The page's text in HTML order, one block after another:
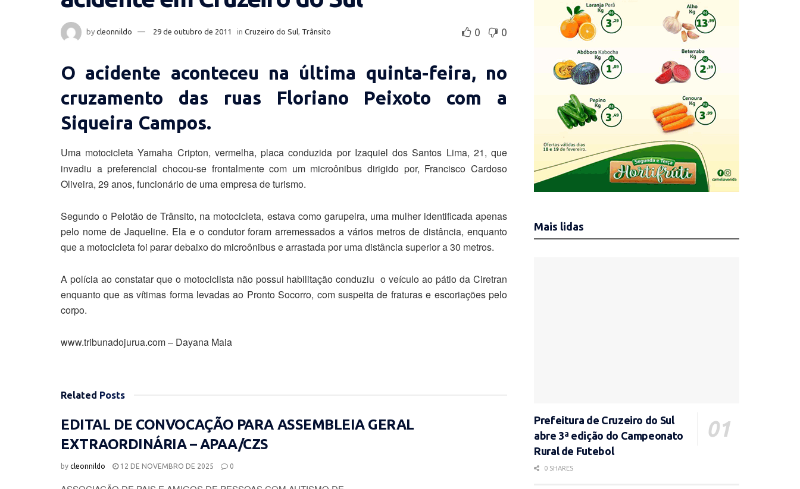
by cleonnildo 29 de outubro de 2011 in Cruzeiro do Sul, Trânsito 0 0
O acidente aconteceu na última quinta-feira, no
cruzamento das ruas Floriano Peixoto com a
Siqueira Campos.
Uma motocicleta Yamaha Cripton, vermelha, placa conduzida por Izaquiel dos Santos Lima, 21, que
invadiu a preferencial chocou-se frontalmente com um microônibus dirigido por, Francisco Cardoso
Oliveira, 29 anos, funcionário de uma empresa de turismo.
Segundo o Pelotão de Trânsito, na motocicleta, estava como garupeira, uma mulher identificada apenas
pelo nome de Jaqueline. Ela e o condutor foram arremessados a vários metros de distância, enquanto
que a motocicleta foi parar debaixo do microônibus e arrastada por uma distância superior a 30 metros.
A polícia ao constatar que o motociclista não possui habilitação conduziu o veículo ao pátio da Ciretran
enquanto que as vítimas forma levadas ao Pronto Socorro, com suspeita de fraturas e escoriações pelo
corpo.
www.tribunadojurua.com – Dayana Maia
Related Posts
EDITAL DE CONVOCAÇÃO PARA ASSEMBLEIA GERAL
EXTRAORDINÁRIA – APAA/CZS
by cleonnildo 12 DE NOVEMBRO DE 2025 0
Mais lidas
Prefeitura de Cruzeiro do Sul
abre 3ª edição do Campeonato
Rural de Futebol
0 SHARES